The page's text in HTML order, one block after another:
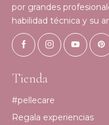
por grandes
habilidad técnica y su
Tienda
#pellecare
Regala experiencias